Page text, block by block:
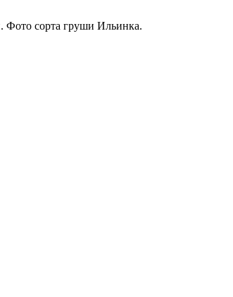
Фото сорта груши Ильинка.